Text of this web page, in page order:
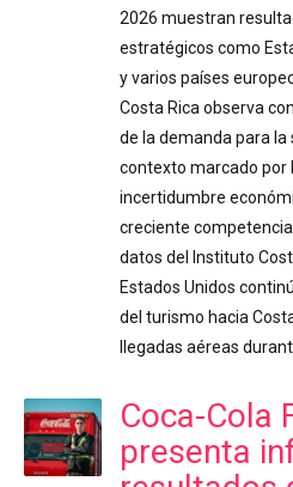
2026 muestran
estratégicos como
y varios países
Costa Rica observa
de la demanda para la
contexto marcado por
incertidumbre
creciente
datos del Instituto
Estados Unidos
del turismo hacia
llegadas aéreas
Coca-Cola
presenta